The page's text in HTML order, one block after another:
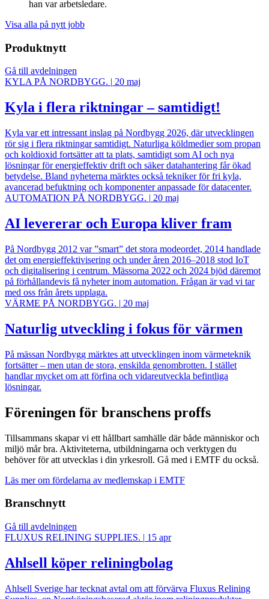
han var arbetsledare.
Visa alla på nytt jobb
Produktnytt
Gå till avdelningen
KYLA PÅ NORDBYGG. | 20 maj
Kyla i flera riktningar – samtidigt!
Kyla var ett intressant inslag på Nordbygg 2026, där utvecklingen
rör sig i flera riktningar samtidigt. Naturliga köldmedier som propan
och koldioxid fortsätter att ta plats, samtidigt som AI och nya
lösningar för energieffektiv drift och säker datahantering får ökad
betydelse. Bland nyheterna märktes också tekniker för fri kyla,
avancerad befuktning och komponenter anpassade för datacenter.
AUTOMATION PÅ NORDBYGG. | 20 maj
AI levererar och Europa kliver fram
På Nordbygg 2012 var ”smart” det stora modeordet, 2014 handlade
det om energieffektivisering och under åren 2016–2018 stod IoT
och digitalisering i centrum. Mässorna 2022 och 2024 bjöd däremot
på förhållandevis få nyheter inom automation. Frågan är vad vi tar
med oss från årets upplaga.
VÄRME PÅ NORDBYGG. | 20 maj
Naturlig utveckling i fokus för värmen
På mässan Nordbygg märktes att utvecklingen inom värmeteknik
fortsätter – men utan de stora, enskilda genombrotten. I stället
handlar mycket om att förfina och vidareutveckla befintliga
lösningar.
Föreningen för branschens proffs
Tillsammans skapar vi ett hållbart samhälle där både människor och
miljö mår bra. Aktiviteterna, utbildningarna och verktygen du
behöver för att utvecklas i din yrkesroll. Gå med i EMTF du också.
Läs mer om fördelarna av medlemskap i EMTF
Branschnytt
Gå till avdelningen
FLUXUS RELINING SUPPLIES. | 15 apr
Ahlsell köper reliningbolag
Ahlsell Sverige har tecknat avtal om att förvärva Fluxus Relining